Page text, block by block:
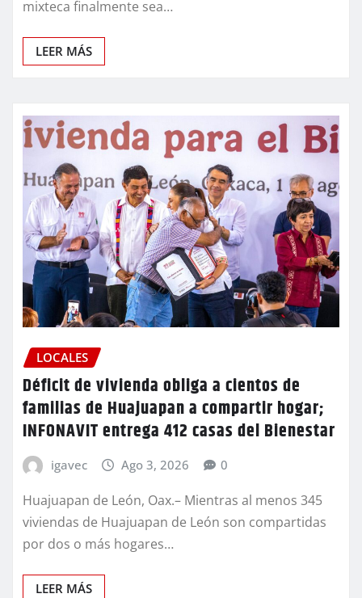
mixteca finalmente sea…
LEER MÁS
LOCALES
Déficit de vivienda obliga a cientos de
familias de Huajuapan a compartir hogar;
INFONAVIT entrega 412 casas del Bienestar
igavec Ago 3, 2026 0
Huajuapan de León, Oax.– Mientras al menos 345
viviendas de Huajuapan de León son compartidas
por dos o más hogares…
LEER MÁS